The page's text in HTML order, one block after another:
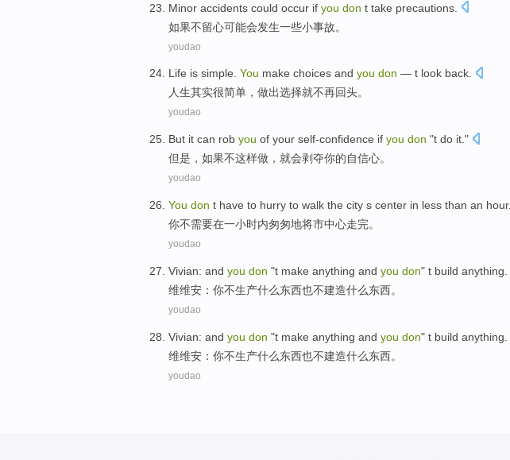
Minor accidents could occur if you don t take precautions
如果不留心可能会发生一些小事故。
youdao
Life is simple. You make choices and you don — t look back.
人生其实很简单， 做出选择就不再回头。
youdao
But it can rob you of your self-confidence if you don "t do it."
但是 ， 如果不这样做 ， 就会剥夺你的自信心。
youdao
You don t have to hurry to walk the city s center in less than an hour.
你不需要在一小时内匆匆地将市中心走完。
youdao
Vivian: and you don "t make anything and you don" t build anything.
维维安 ： 你不生产什么东西也不建造什么东西。
youdao
Vivian: and you don "t make anything and you don" t build anything.
维维安 ： 你不生产什么东西也不建造什么东西。
youdao